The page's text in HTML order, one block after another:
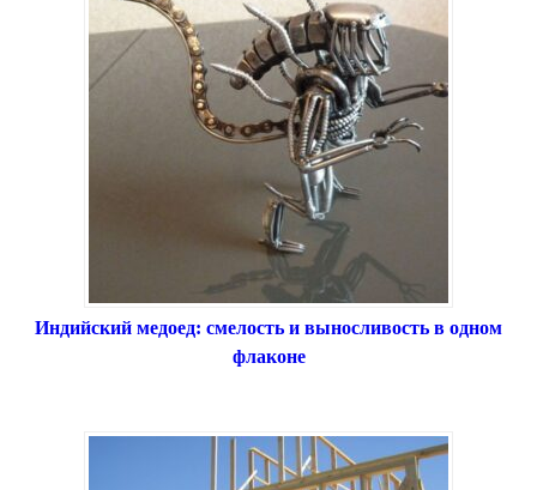
Индийский медоед: смелость и выносливость в одном
флаконе